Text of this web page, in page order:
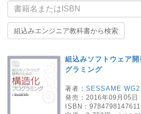
書籍名
組込みエンジニア教科書から検索
組込みソフトウェア
グラミング
著者： SESSAME WG2
発売： 2016年09月05日
ISBN： 9784798147611